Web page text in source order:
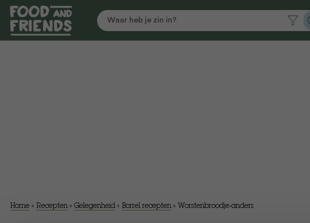
Home » Recepten » Gelegenheid » Borrel recepten » Worstenbroodje-anders